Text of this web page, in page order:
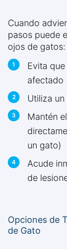
Cuando
pasos puede
ojos de gatos:
Evita
afectado
Utiliza
Mantén
un gato)
Acude
de
Opciones de
de Gato